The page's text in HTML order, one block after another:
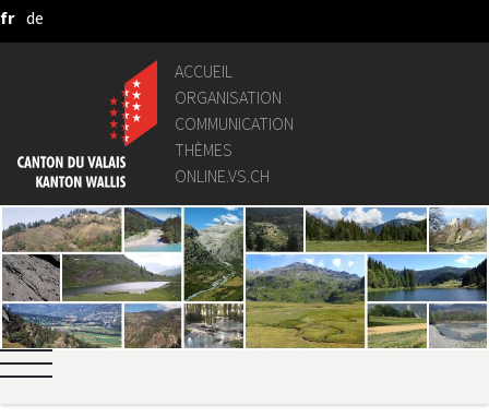
Saut au contenu principal
fr de
ACCUEIL
ORGANISATION
COMMUNICATION
THÈMES
ONLINE.VS.CH